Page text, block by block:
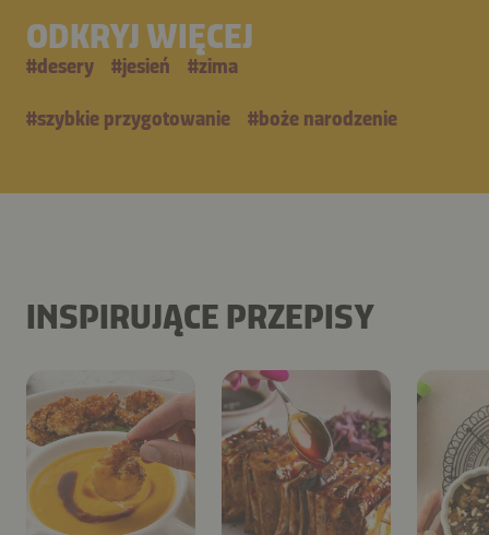
ODKRYJ WIĘCEJ
#desery #jesień #zima
#szybkie przygotowanie #boże narodzenie
INSPIRUJĄCE PRZEPISY